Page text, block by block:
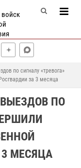
по сигналу «тревога»
за 3 месяца
ПО
МЕСЯЦА